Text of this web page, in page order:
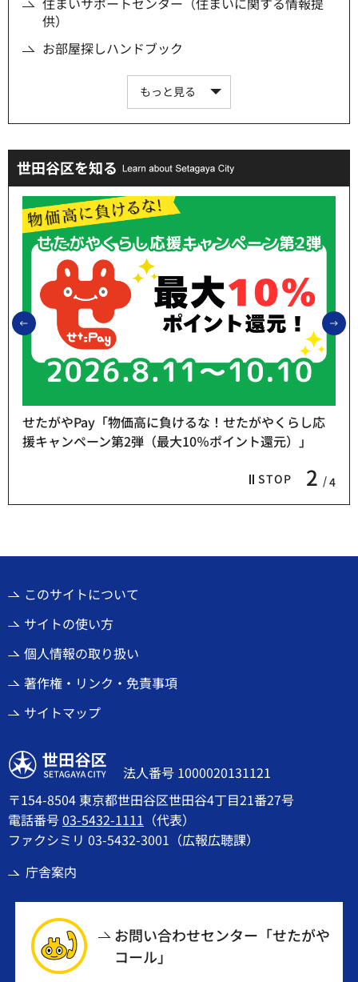
供）
お部屋探しハンドブック
もっと見る
世田谷区を知る
前のスライドを表示
STOP 2 4
せたがやPay「物価高に負けるな！せたがやくらし応
援キャンペーン第2弾（最大10％ポイント還元）」
このサイトについて
サイトの使い方
個人情報の取り扱い
著作権・リンク・免責事項
サイトマップ
世田谷区
法人番号 1000020131121
〒154-8504 東京都世田谷区世田谷4丁目21番27号
電話番号03-5432-1111 （代表）
ファクシミリ 03-5432-3001（広報広聴課）
庁舎案内
お問い合わせセンター「せたがや
コール」